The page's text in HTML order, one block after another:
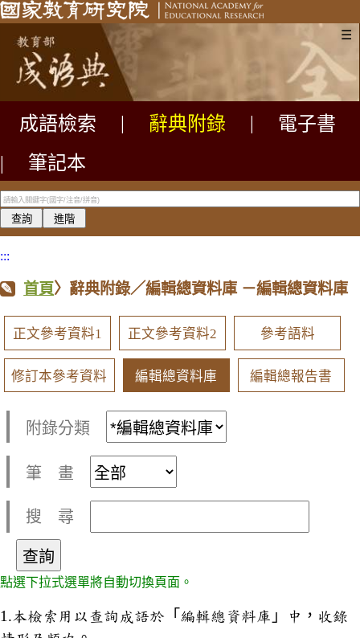
☰
成語檢索 辭典附錄
電子書
|
筆記本
:::
首頁〉辭典附錄／編輯總資料庫 －編輯總資料庫
正文參考資料1 正文參考資料2 參考語料
修訂本參考資料 編輯總資料庫 編輯總報告書
附錄分類
筆 畫
搜 尋
點選下拉式選單將自動切換頁面。
1.本檢索用以查詢成語於「編輯總資料庫」中，收錄